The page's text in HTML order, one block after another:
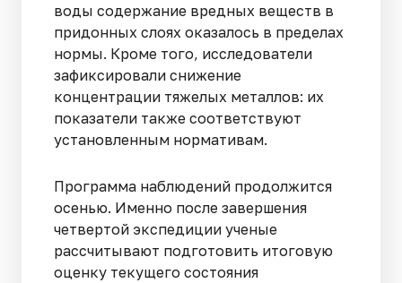
воды содержание вредных веществ в
придонных слоях оказалось в пределах
нормы. Кроме того, исследователи
зафиксировали снижение
концентрации тяжелых металлов: их
показатели также соответствуют
установленным нормативам.
Программа наблюдений продолжится
осенью. Именно после завершения
четвертой экспедиции ученые
рассчитывают подготовить итоговую
оценку текущего состояния